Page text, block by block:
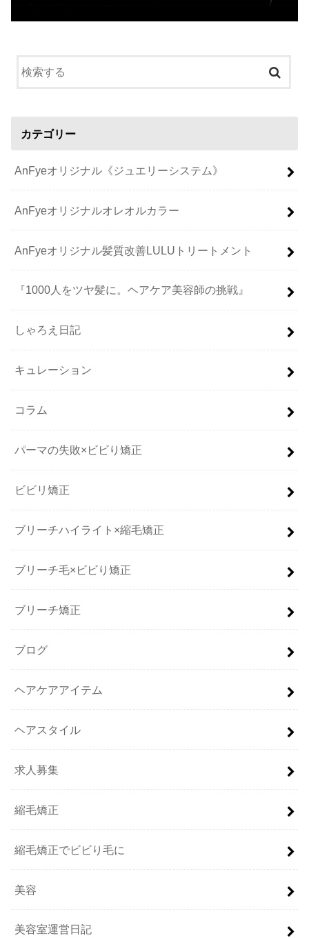
カテゴリー
AnFyeオリジナル《ジュエリーシステム》
AnFyeオリジナルオレオルカラー
AnFyeオリジナル髪質改善LULUトリートメント
『1000人をツヤ髪に。ヘアケア美容師の挑戦』
しゃろえ日記
キュレーション
コラム
パーマの失敗×ビビり矯正
ビビリ矯正
ブリーチハイライト×縮毛矯正
ブリーチ毛×ビビり矯正
ブリーチ矯正
ブログ
ヘアケアアイテム
ヘアスタイル
求人募集
縮毛矯正
縮毛矯正でビビり毛に
美容
美容室運営日記